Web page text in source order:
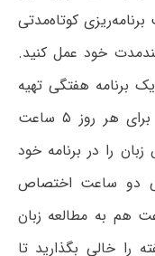
کوتاه‌مدتی
خود عمل کنید.
برنامه هفتگی تهیه
کنید. به عنوان یک پیشنهاد می‌توانید برای هر روز ۵ ساعت
را در برنامه خود
دو ساعت اختصاص
هم به مطالعه زبان
را خالی بگذارید تا